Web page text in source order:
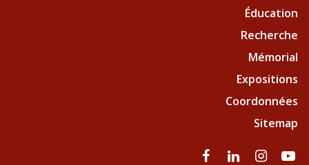
Éducation
Recherche
Mémorial
Expositions
Coordonnées
Sitemap